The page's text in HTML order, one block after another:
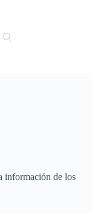
información de los